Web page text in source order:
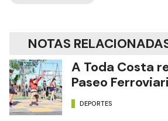
NOTAS
A Toda Costa
Paseo
DEPORTES